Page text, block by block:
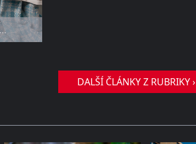
DALŠÍ ČLÁNKY Z RUBRIKY ›